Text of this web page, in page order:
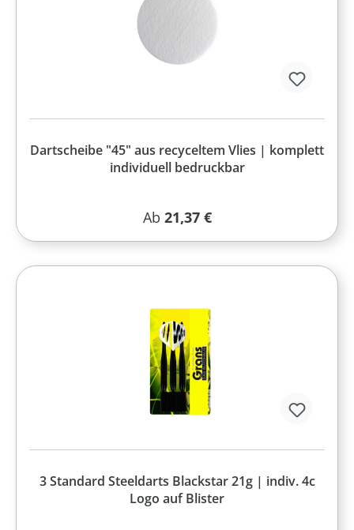
Dartscheibe "45" aus recyceltem Vlies | komplett
individuell bedruckbar
Regulärer Preis:
Ab 21,37 €
3 Standard Steeldarts Blackstar 21g | indiv. 4c
Logo auf Blister